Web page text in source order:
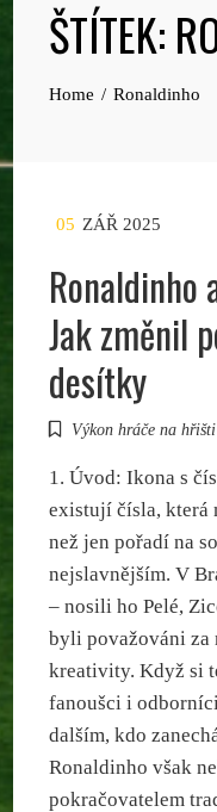
ŠTÍTEK:
Home Ronaldinho
05 ZÁŘ 2025
Ronaldinho
Jak změnil
desítky
Výkon hráče na hřišti
1. Úvod: Ikona s
existují čísla, která
než jen pořadí na
nejslavnějším. V
– nosili ho Pelé,
byli považováni za
kreativity. Když si
fanoušci i
dalším, kdo
Ronaldinho však
pokračovatelem